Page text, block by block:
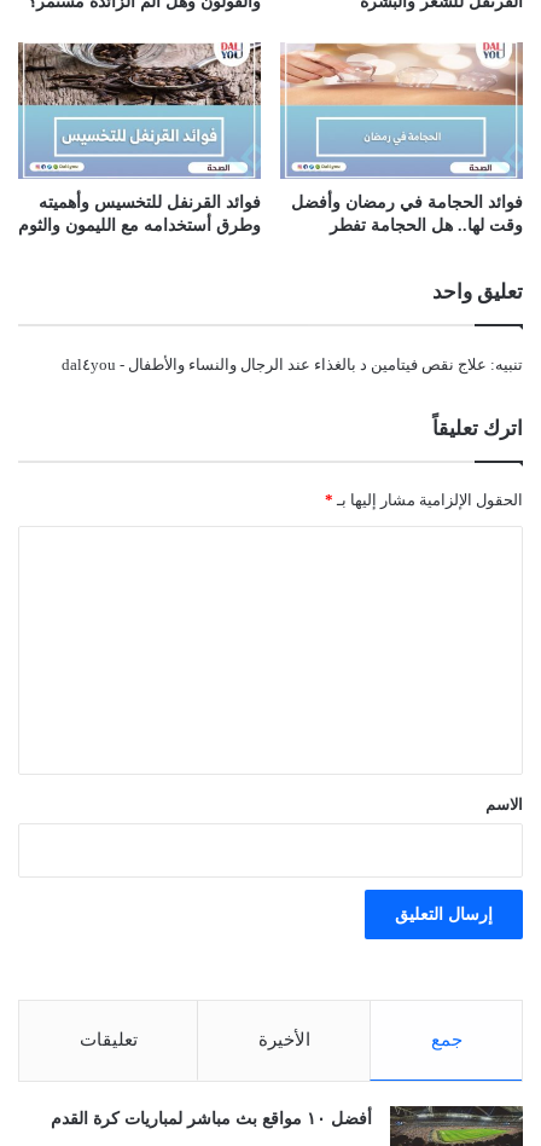
فوائد الحجامة في رمضان وأفضل
وقت لها.. هل الحجامة تفطر
فوائد القرنفل للتخسيس وأهميته
وطرق أستخدامه مع الليمون والثوم
تعليق واحد
تنبيه: علاج نقص فيتامين د بالغذاء عند الرجال والنساء والأطفال - dal٤you
اترك تعليقاً
الحقول الإلزامية مشار إليها بـ *
*الاسم
جمع الأخيرة تعليقات
أفضل ١٠ مواقع بث مباشر لمباريات كرة القدم